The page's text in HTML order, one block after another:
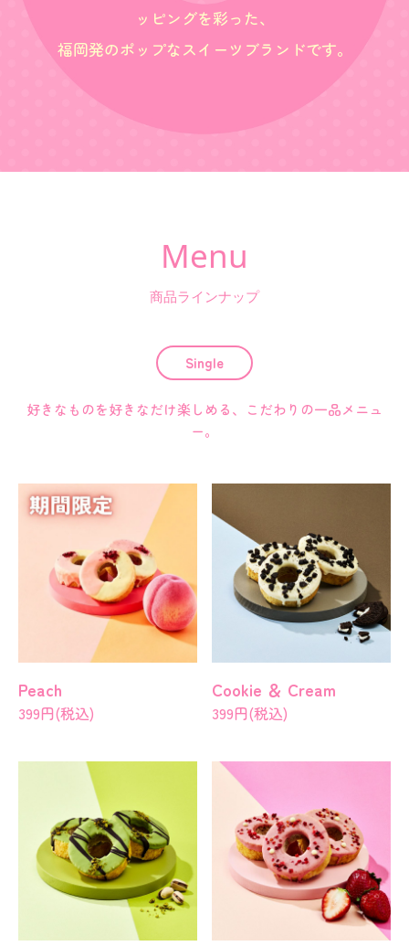
ッピングを彩った、
福岡発のポップなスイーツブランドです。
Menu
商品ラインナップ
Single
好きなものを好きなだけ楽しめる、こだわりの一品メニュ
ー。
Peach
399円(税込)
Cookie ＆ Cream
399円(税込)